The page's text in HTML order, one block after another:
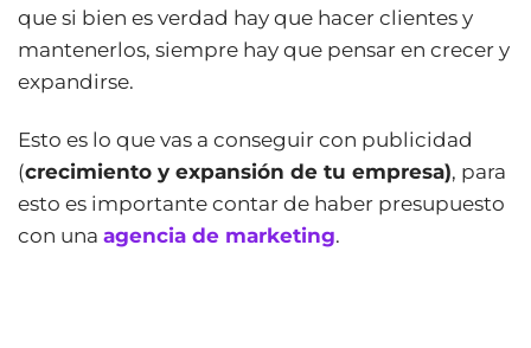
que si bien es verdad hay que hacer clientes y
mantenerlos, siempre hay que pensar en crecer y
expandirse.
Esto es lo que vas a conseguir con publicidad
(crecimiento y expansión de tu empresa), para
esto es importante contar de haber presupuesto
con una agencia de marketing.